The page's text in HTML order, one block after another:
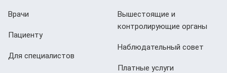
Врачи
Пациенту
Для специалистов
Вышестоящие и
контролирующие органы
Наблюдательный совет
Платные услуги